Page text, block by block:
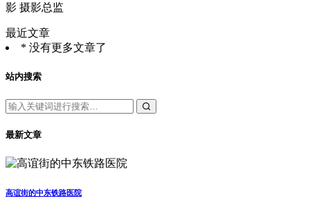
影 摄影总监
最近文章
* 没有更多文章了
站内搜索
最新文章
高谊街的中东铁路医院